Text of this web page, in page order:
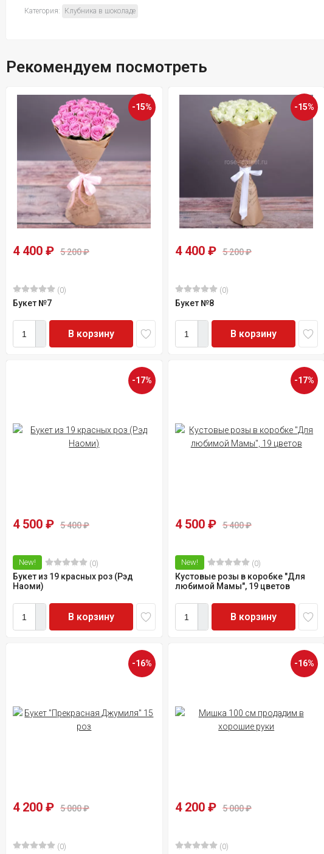
Категория: Клубника в шоколаде
Рекомендуем посмотреть
-15%
4 400 ₽ 5 200₽
(0)
Букет №7
В корзину
-15%
4 400 ₽ 5 200₽
(0)
Букет №8
В корзину
-17%
4 500 ₽ 5 400₽
New! (0)
Букет из 19 красных роз (Рэд
Наоми)
В корзину
-17%
4 500 ₽ 5 400₽
New! (0)
Кустовые розы в коробке "Для
любимой Мамы", 19 цветов
В корзину
-16%
4 200 ₽ 5 000₽
(0)
-16%
4 200 ₽ 5 000₽
(0)